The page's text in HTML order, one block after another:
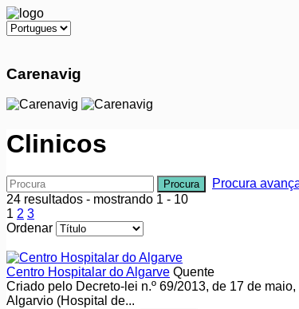
Carenavig
Clinicos
Procura
Procura
24 resultados - mostrando 1 - 10
1 2 3
Ordenar
Centro Hospitalar do Algarve Quente
Criado pelo Decreto-lei n.º 69/2013, de 17 de
Algarvio (Hospital de...